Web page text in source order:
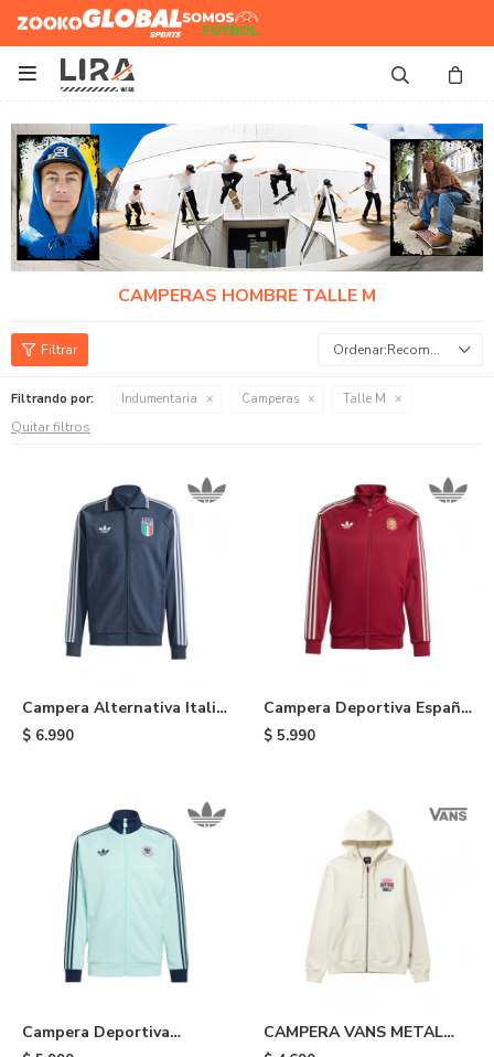
Zooko Global Sports
Somos
Futbol

CAMPERAS HOMBRE TALLE M
Recomendados
Filtrando por: Indumentaria Camperas Talle M
Quitar filtros
Campera Alternativa Italia
adidas - Blue
$ 6.990
Campera Deportiva España
adidas - Red
$ 5.990
Campera Deportiva
CAMPERA VANS METAL